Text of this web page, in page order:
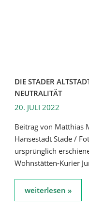
DIE STADER
NEUTRALITÄT
20. JULI 2022
Beitrag von Matthias
Hansestadt Stade /
ursprünglich
Wohnstätten-Kurier
weiterlesen »